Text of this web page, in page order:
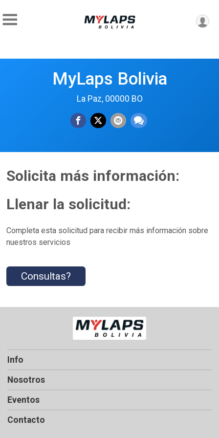
MyLaps Bolivia
La Paz, 00000 BO
Solicita más información:
Llenar la solicitud:
Completa esta solicitud para recibir más información sobre
nuestros servicios
Consultas?
Info
Nosotros
Eventos
Contacto